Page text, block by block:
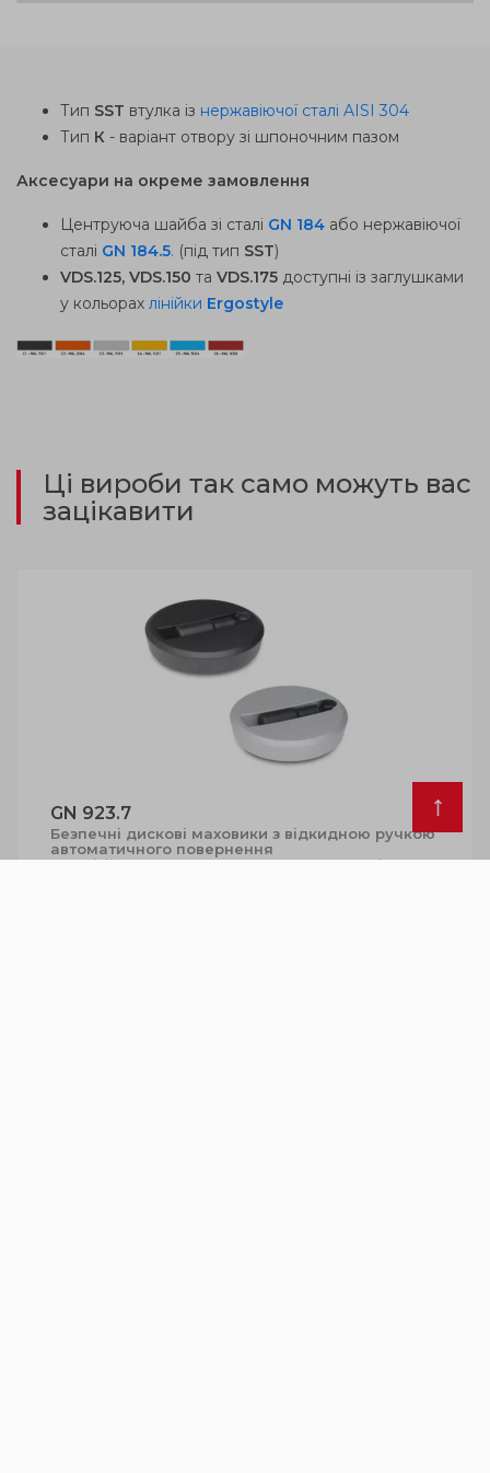
Тип SST втулка із нержавіючої сталі AISI 304
Тип К - варіант отвору зі шпоночним пазом
Аксесуари на окреме замовлення
Центруюча шайба зі сталі GN 184 або нержавіючої
сталі GN 184.5. (під тип SST)
VDS.125, VDS.150 та VDS.175 доступні із заглушками
у кольорах лінійки Ergostyle
Ці вироби так само можуть вас
зацікавити
GN 923.7
Безпечні дискові маховики з відкидною ручкою
автоматичного повернення
Алюміній, пластикове покриття, заглушка кріплення,